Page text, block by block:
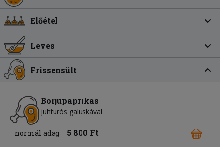
Előétel
Leves
Frissensült
Borjúpaprikás
juhtúrós galuskával
normál adag 5 800 Ft